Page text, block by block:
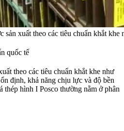
sản xuất theo các tiêu chuẩn khắt
quốc tế
theo các tiêu chuẩn khắt khe như
định, khả năng chịu lực và độ bền
hình I Posco thường nằm ở phân